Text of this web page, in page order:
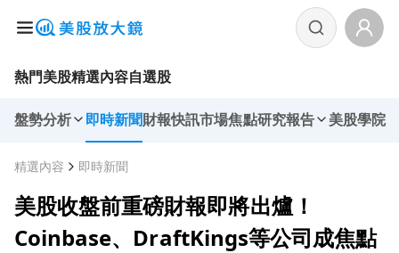
熱門美股精選內容自選股
盤勢分析 即時新聞財報快訊市場焦點研究報告 美股學院
精選內容 即時新聞
美股收盤前重磅財報即將出爐！
Coinbase、DraftKings等公司成焦點